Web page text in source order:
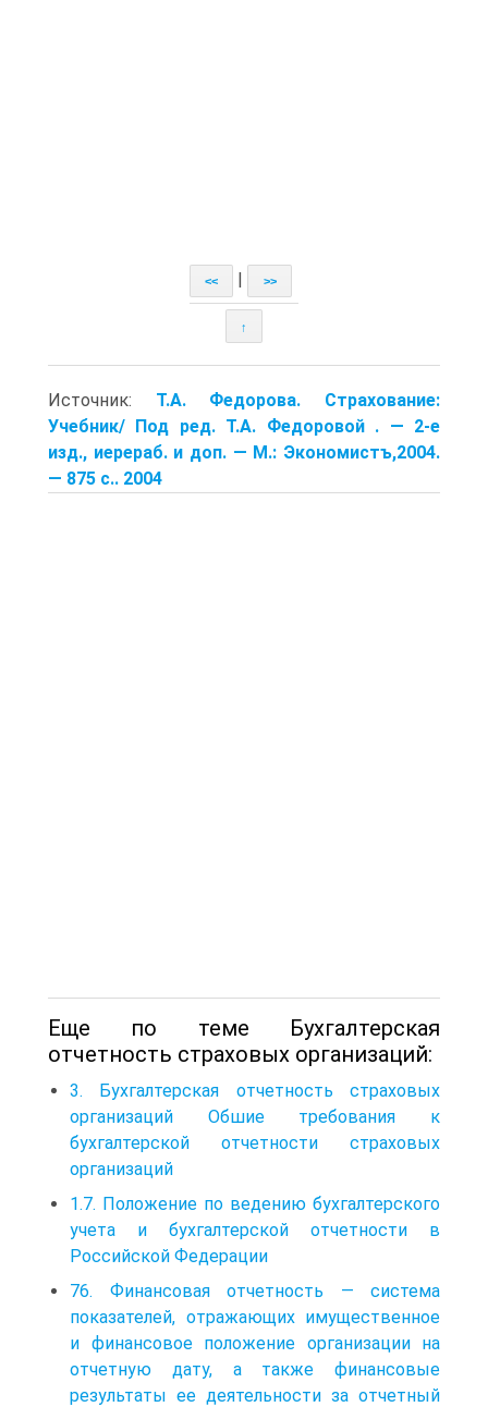
<< >>
↑
Источник: Т.А. Федорова. Страхование:
Учебник/ Под ред. Т.А. Федоровой . — 2-е
изд., иерераб. и доп. — М.: Экономистъ,2004.
— 875 с.. 2004
Еще по теме Бухгалтерская
отчетность страховых организаций:
3. Бухгалтерская отчетность страховых
организаций Обшие требования к
бухгалтерской отчетности страховых
организаций
1.7. Положение по ведению бухгалтерского
учета и бухгалтерской отчетности в
Российской Федерации
76. Финансовая отчетность — система
показателей, отражающих имущественное
и финансовое положение организации на
отчетную дату, а также финансовые
результаты ее деятельности за отчетный